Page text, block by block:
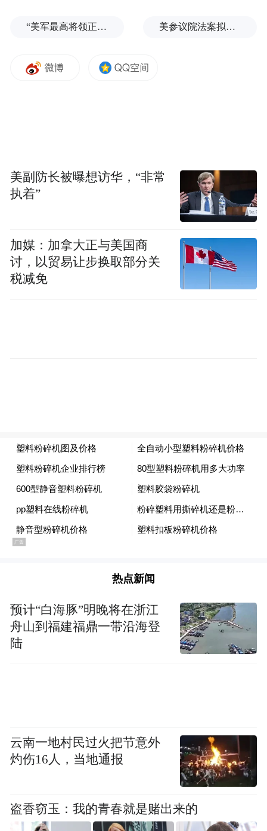
“美军最高将领正在寻找退路” 美参议院法案拟对中印加税100%，中方坚决反对
美副防长被曝想访华，“非常
执着”
加媒：加拿大正与美国商
讨，以贸易让步换取部分关
税减免
热点新闻
预计“白海豚”明晚将在浙江
舟山到福建福鼎一带沿海登
陆
云南一地村民过火把节意外
灼伤16人，当地通报
盗香窃玉：我的青春就是赌出来的